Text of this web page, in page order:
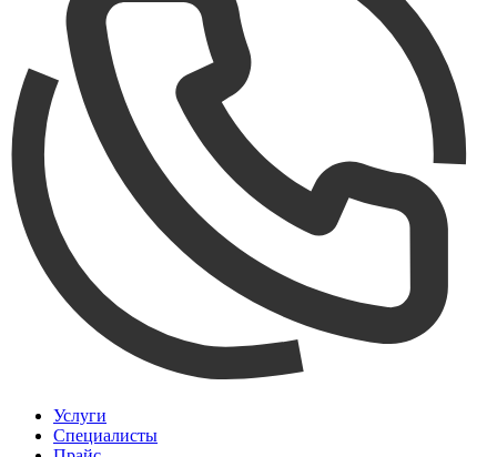
Услуги
Специалисты